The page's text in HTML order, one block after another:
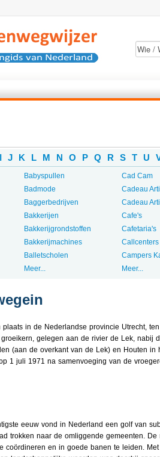
I J K L M N O P Q R S T U
Babyspullen
Badmode
Baggerbedrijven
Bakkerijen
Bakkerijgrondstoffen
Bakkerijmachines
Balletscholen
Meer...
Cad Cam
Cadeau
Cadeau
Cafe's
Cafetaria's
Callcenters
Campers
Meer...
in de Nederlandse provincie Utrecht,
gelegen aan de rivier de Lek, nabij
(aan de overkant van de Lek) en Houten in
1 juli 1971 na samenvoeging van de
eeuw vond in Nederland een golf van
trokken naar de omliggende gemeenten. De
coördineren en in goede banen te leiden.